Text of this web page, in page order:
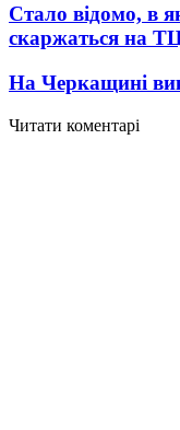
Стало відомо, в
скаржаться на
На Черкащині
Читати коментарі